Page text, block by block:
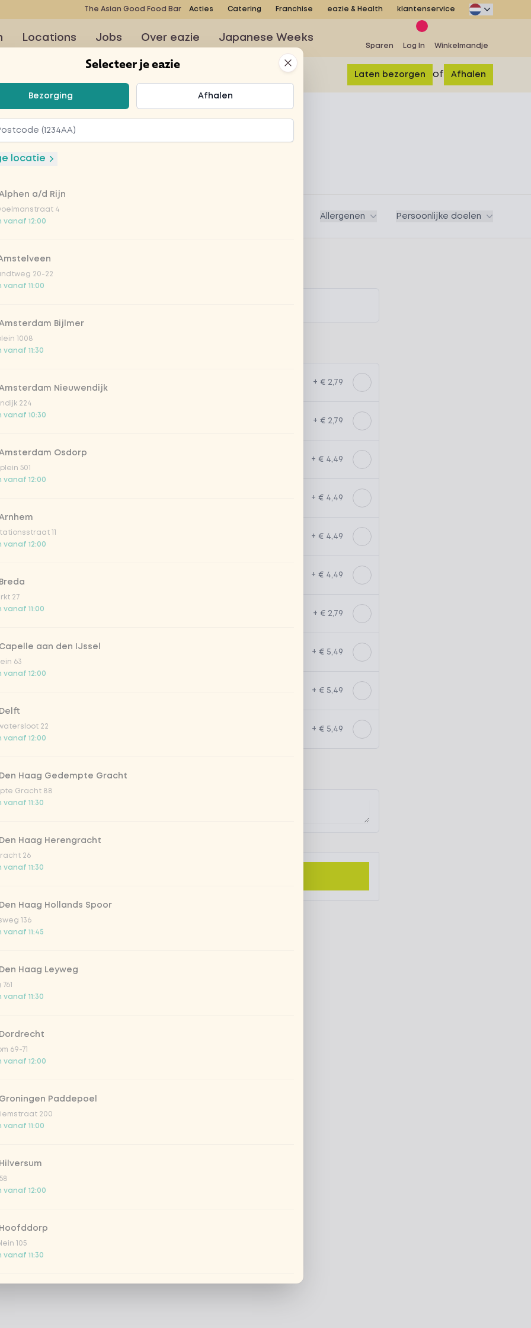
The Asian Good Food Bar Acties Catering Franchise eazie & Health klantenservice
Locations Jobs Over eazie Japanese Weeks
Sparen Log In Winkelmandje
Laten bezorgen of Afhalen
topping
Allergenen Persoonlijke doelen
drankjes
33cl + € 2,79
33cl + € 2,79
tropical lychee + € 4,49
tea + € 4,49
fruit + € 4,49
& dragon Fruit + € 4,49
zero zero 33cl + € 2,79
mango + € 5,49
+ € 5,49
+ € 5,49
Close
Selecteer je eazie
Bezorging Afhalen
locatie
a/d Rijn
4
vanaf 12:00
20-22
11:00
Bijlmer
1008
11:30
Nieuwendijk
224
vanaf 10:30
Osdorp
501
vanaf 12:00
11
vanaf 12:00
27
11:00
aan den IJssel
63
vanaf 12:00
22
vanaf 12:00
Haag Gedempte Gracht
Gracht 88
11:30
Haag Herengracht
26
11:30
Haag Hollands Spoor
136
11:45
Haag Leyweg
11:30
69-71
vanaf 12:00
Paddepoel
200
11:00
vanaf 12:00
105
11:30